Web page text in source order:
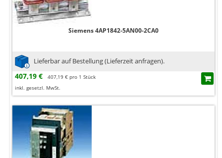
Siemens 4AP1842-5AN00-2CA0
Lieferbar auf Bestellung (Lieferzeit anfragen).
407,19 €
407,19 € pro 1 Stück
inkl. gesetzl. MwSt.